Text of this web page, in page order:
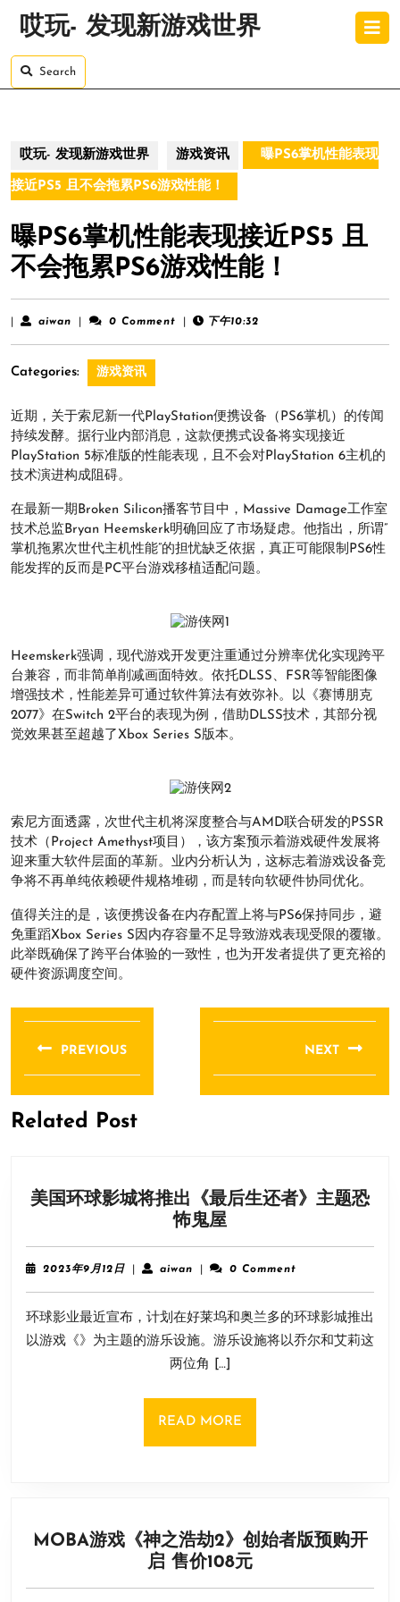
哎玩- 发现新游戏世界
Search
哎玩- 发现新游戏世界 游戏资讯 曝PS6掌机性能表现
接近PS5 且不会拖累PS6游戏性能！
曝PS6掌机性能表现接近PS5 且
不会拖累PS6游戏性能！
aiwan aiwan 0 Comment 下午10:32
Categories: 游戏资讯
近期，关于索尼新一代PlayStation便携设备（PS6掌机）的传闻
持续发酵。据行业内部消息，这款便携式设备将实现接近
PlayStation 5标准版的性能表现，且不会对PlayStation 6主机的
技术演进构成阻碍。
在最新一期Broken Silicon播客节目中，Massive Damage工作室
技术总监Bryan Heemskerk明确回应了市场疑虑。他指出，所谓”
掌机拖累次世代主机性能”的担忧缺乏依据，真正可能限制PS6性
能发挥的反而是PC平台游戏移植适配问题。
Heemskerk强调，现代游戏开发更注重通过分辨率优化实现跨平
台兼容，而非简单削减画面特效。依托DLSS、FSR等智能图像
增强技术，性能差异可通过软件算法有效弥补。以《赛博朋克
2077》在Switch 2平台的表现为例，借助DLSS技术，其部分视
觉效果甚至超越了Xbox Series S版本。
索尼方面透露，次世代主机将深度整合与AMD联合研发的PSSR
技术（Project Amethyst项目），该方案预示着游戏硬件发展将
迎来重大软件层面的革新。业内分析认为，这标志着游戏设备竞
争将不再单纯依赖硬件规格堆砌，而是转向软硬件协同优化。
值得关注的是，该便携设备在内存配置上将与PS6保持同步，避
免重蹈Xbox Series S因内存容量不足导致游戏表现受限的覆辙。
此举既确保了跨平台体验的一致性，也为开发者提供了更充裕的
硬件资源调度空间。
文
导
航
PREVIOUS
post:
NEXT
post:
Related Post
美国环球影城将推出《最后生还者》主题恐
怖鬼屋美
国
环
影
城
将
推
《最
题
恐
怖
2023年9月12日2023
月
12
日
aiwanaiwan 0 Comment
环球影业最近宣布，计划在好莱坞和奥兰多的环球影城推出
以游戏《》为主题的游乐设施。游乐设施将以乔尔和艾莉这
两位角 […]
READ MORE
MOBA游戏《神之浩劫2》创始者版预购开
启 售价108元MOBA
游